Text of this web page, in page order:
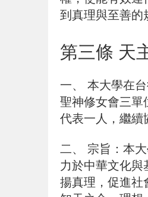
到真理與至善的
第三條 天
一、
本大學在
聖神修女會三單
代表一人，繼續
二、
宗旨：本
力於中華文化與
揚真理，促進社